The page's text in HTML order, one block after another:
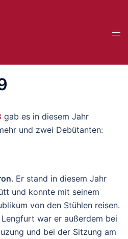
gab es in diesem Jahr
und zwei Debütanten:
. Er stand in diesem Jahr
und konnte mit seinem
von den Stühlen reisen.
war er außerdem bei
und bei der Sitzung am